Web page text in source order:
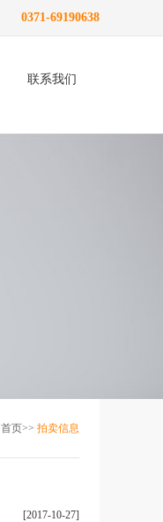
0371-69190638
联系我们
首页>> 拍卖信息
[2017-10-27]